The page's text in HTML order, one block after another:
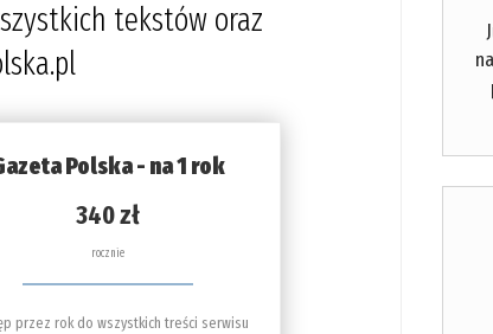
tekstów oraz
Polska - na 1 rok
340 zł
rocznie
przez rok do wszystkich treści serwisu